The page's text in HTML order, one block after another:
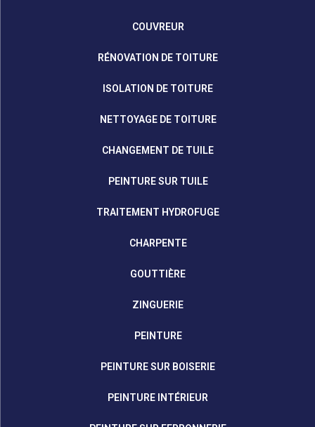
COUVREUR
RÉNOVATION DE TOITURE
ISOLATION DE TOITURE
NETTOYAGE DE TOITURE
CHANGEMENT DE TUILE
PEINTURE SUR TUILE
TRAITEMENT HYDROFUGE
CHARPENTE
GOUTTIÈRE
ZINGUERIE
PEINTURE
PEINTURE SUR BOISERIE
PEINTURE INTÉRIEUR